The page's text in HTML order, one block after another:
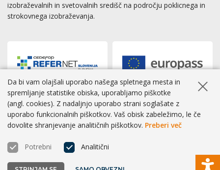
izobraževalnih in svetovalnih središč na področju poklicnega in
strokovnega izobraževanja.
Dostopnost|Zasebnost|Piškotki
Skrij
Da bi vam olajšali uporabo našega spletnega mesta in
spremljanje statistike obiska, uporabljamo piškotke
(angl. cookies). Z nadaljnjo uporabo strani soglašate z
uporabo funkcionalnih piškotkov. Vaš obisk zabeležimo, le če
dovolite shranjevanje analitičnih piškotkov. Preberi več
Potrebni Analitični